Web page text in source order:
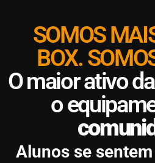
SOMOS
BOX.
O maior ativo
o
Alunos se